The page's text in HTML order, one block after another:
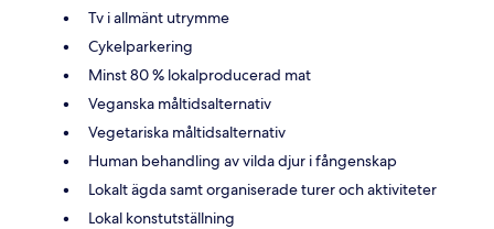
Tv i allmänt utrymme
Cykelparkering
Minst 80 % lokalproducerad mat
Veganska måltidsalternativ
Vegetariska måltidsalternativ
Human behandling av vilda djur i fångenskap
Lokalt ägda samt organiserade turer och aktiviteter
Lokal konstutställning